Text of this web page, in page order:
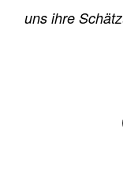
uns ihre